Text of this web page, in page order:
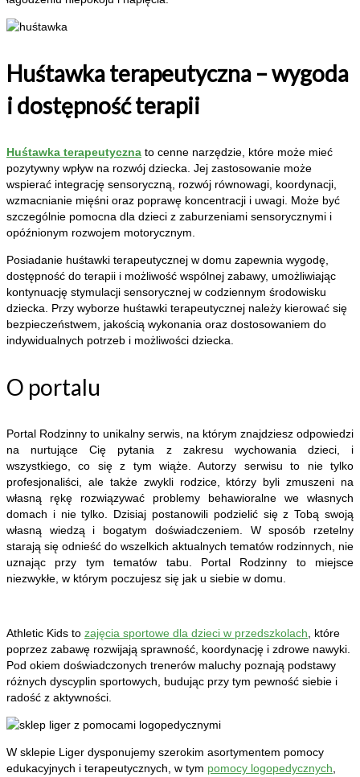
Huśtawka terapeutyczna – wygoda
i dostępność terapii
Huśtawka terapeutyczna to cenne narzędzie, które może mieć
pozytywny wpływ na rozwój dziecka. Jej zastosowanie może
wspierać integrację sensoryczną, rozwój równowagi, koordynacji,
wzmacnianie mięśni oraz poprawę koncentracji i uwagi. Może być
szczególnie pomocna dla dzieci z zaburzeniami sensorycznymi i
opóźnionym rozwojem motorycznym.
Posiadanie huśtawki terapeutycznej w domu zapewnia wygodę,
dostępność do terapii i możliwość wspólnej zabawy, umożliwiając
kontynuację stymulacji sensorycznej w codziennym środowisku
dziecka. Przy wyborze huśtawki terapeutycznej należy kierować się
bezpieczeństwem, jakością wykonania oraz dostosowaniem do
indywidualnych potrzeb i możliwości dziecka.
O portalu
Portal Rodzinny to unikalny serwis, na którym znajdziesz odpowiedzi
na nurtujące Cię pytania z zakresu wychowania dzieci, i
wszystkiego, co się z tym wiąże. Autorzy serwisu to nie tylko
profesjonaliści, ale także zwykli rodzice, którzy byli zmuszeni na
własną rękę rozwiązywać problemy behawioralne we własnych
domach i nie tylko. Dzisiaj postanowili podzielić się z Tobą swoją
własną wiedzą i bogatym doświadczeniem. W sposób rzetelny
starają się odnieść do wszelkich aktualnych tematów rodzinnych, nie
uznając przy tym tematów tabu. Portal Rodzinny to miejsce
niezwykłe, w którym poczujesz się jak u siebie w domu.
Athletic Kids to zajęcia sportowe dla dzieci w przedszkolach , które
poprzez zabawę rozwijają sprawność, koordynację i zdrowe nawyki.
Pod okiem doświadczonych trenerów maluchy poznają podstawy
różnych dyscyplin sportowych, budując przy tym pewność siebie i
radość z aktywności.
W sklepie Liger dysponujemy szerokim asortymentem pomocy
edukacyjnych i terapeutycznych, w tym pomocy logopedycznych